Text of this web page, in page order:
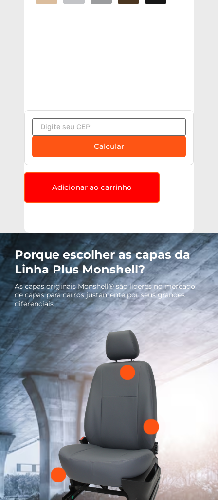
Calcular
Adicionar ao carrinho
Porque escolher as capas da
Linha Plus Monshell?
As capas originais Monshell® são líderes no mercado
de capas para carros justamente por seus grandes
diferenciais: